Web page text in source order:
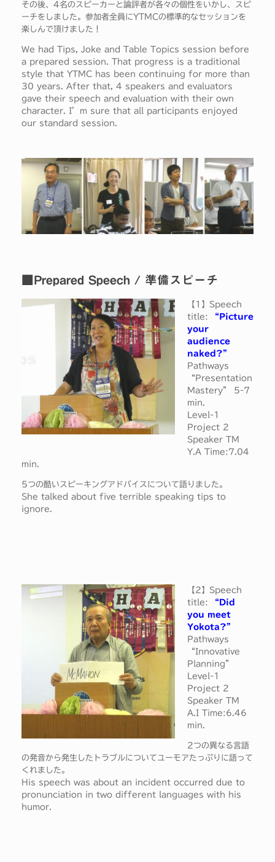
その後、4名のスピーカーと論評者が各々の個性をいかし、スピ
ーチをしました。参加者全員にYTMCの標準的なセッションを
楽しんで頂けました！
We had Tips, Joke and Table Topics session before
a prepared session. That progress is a traditional
style that YTMC has been continuing for more than
30 years. After that, 4 speakers and evaluators
gave their speech and evaluation with their own
character. I’m sure that all participants enjoyed
our standard session.
■Prepared Speech / 準備スピーチ
【1】Speech
title: “Picture
your
audience
naked?”
Pathways
“Presentation
Mastery” 5-7
min.
Level-1
Project 2
Speaker TM
Y.A Time:7.04
min.
5つの酷いスピーキングアドバイスについて語りました。
She talked about five terrible speaking tips to
ignore.
【2】Speech
title:
“Did
you meet
Yokota?”
Pathways
“Innovative
Planning”
Level-1
Project 2
Speaker TM
A.I Time:6.46
min.
2つの異なる言語
の発音から発生したトラブルについてユーモアたっぷりに語って
くれました。
His speech was about an incident occurred due to
pronunciation in two different languages with his
humor.